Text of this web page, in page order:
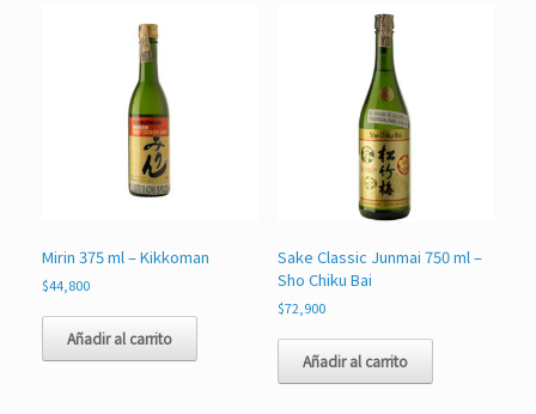
Mirin 375 ml – Kikkoman
$44,800
Añadir al carrito
Sake Classic Junmai 750 ml –
Sho Chiku Bai
$72,900
Añadir al carrito